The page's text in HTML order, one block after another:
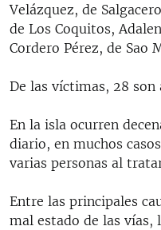
Velázquez, de
de Los Coquitos,
Cordero Pérez, de Sao
De las víctimas, 28 son
En la isla ocurren
diario, en muchos
varias personas al
Entre las principales
mal estado de las vías,